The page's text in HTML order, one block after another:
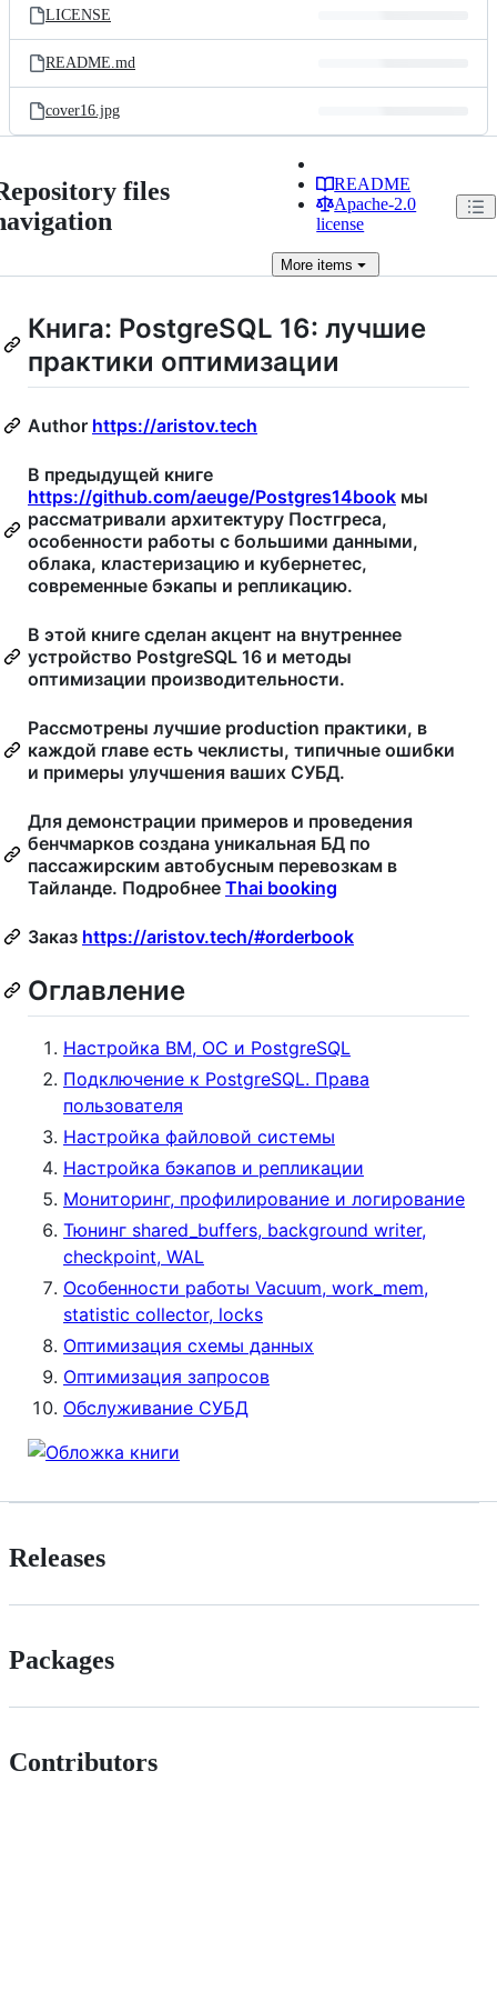
LICENSE
README.md
cover16.jpg
files
README
Apache-2.0
license
More items
Книга: PostgreSQL 16: лучшие
практики оптимизации
Author https://aristov.tech
В предыдущей книге
https://github.com/aeuge/Postgres14book мы
рассматривали архитектуру Постгреса,
особенности работы с большими данными,
облака, кластеризацию и кубернетес,
современные бэкапы и репликацию.
В этой книге сделан акцент на внутреннее
устройство PostgreSQL 16 и методы
оптимизации производительности.
Рассмотрены лучшие production практики, в
каждой главе есть чеклисты, типичные ошибки
и примеры улучшения ваших СУБД.
Для демонстрации примеров и проведения
бенчмарков создана уникальная БД по
пассажирским автобусным перевозкам в
Тайланде. Подробнее Thai booking
Заказ https://aristov.tech/#orderbook
Оглавление
Настройка ВМ, ОС и PostgreSQL
Подключение к PostgreSQL. Права
пользователя
Настройка файловой системы
Настройка бэкапов и репликации
Мониторинг, профилирование и логирование
Тюнинг shared_buffers, background writer,
checkpoint, WAL
Особенности работы Vacuum, work_mem,
statistic collector, locks
Оптимизация схемы данных
Оптимизация запросов
Обслуживание СУБД
Releases
Packages
Contributors